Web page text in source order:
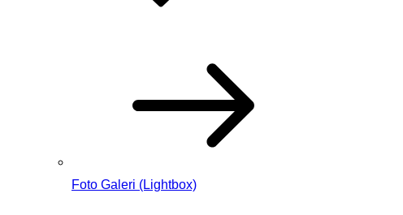
Foto Galeri (Lightbox)